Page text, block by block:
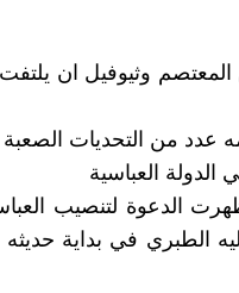
وثيوفيل ان يلتفت
عدد من التحديات
الدعوة لتنصيب
الطبري في بداية